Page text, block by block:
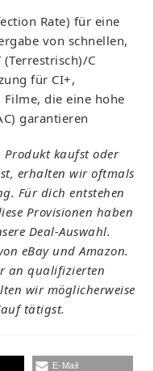
Rate) für eine
von schnellen,
(Terrestrisch)/C
für CI+,
die eine hohe
garantieren
Produkt kaufst oder
erhalten wir oftmals
Für dich entstehen
Provisionen haben
Deal-Auswahl.
eBay und Amazon.
an qualifizierten
wir möglicherweise
tätigst.
E-Mail